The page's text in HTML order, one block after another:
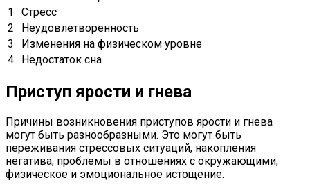
1
Стресс
2
Неудовлетворенность
3
Изменения на физическом уровне
4
Недостаток сна
Приступ ярости и гнева
Причины возникновения приступов ярости и гнева
могут быть разнообразными. Это могут быть
переживания стрессовых ситуаций, накопления
негатива, проблемы в отношениях с окружающими,
физическое и эмоциональное истощение.